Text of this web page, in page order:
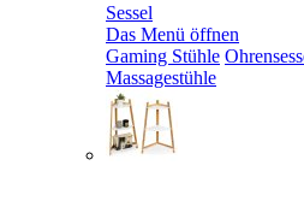
Sessel
Das Menü öffnen
Gaming Stühle
Massagestühle